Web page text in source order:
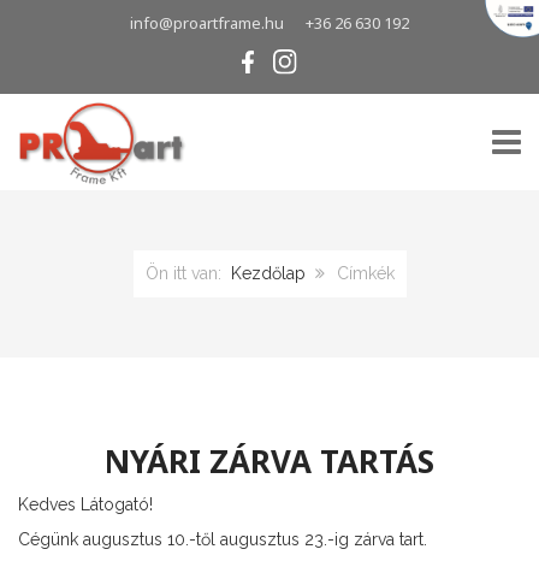
info@proartframe.hu +36 26 630 192
Ön itt van: Kezdőlap Címkék
NYÁRI ZÁRVA TARTÁS
Kedves Látogató!
Cégünk augusztus 10.-től augusztus 23.-ig zárva tart.